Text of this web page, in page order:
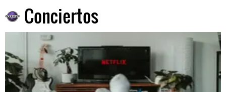
Conciertos